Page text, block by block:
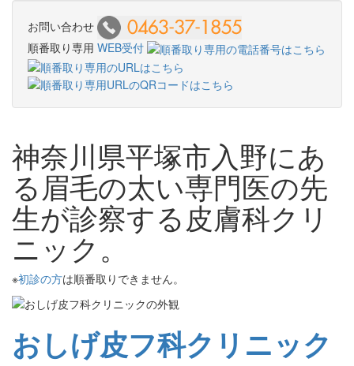
お問い合わせ
順番取り専用 WEB受付
神奈川県平塚市入野にあ
る眉毛の太い専門医の先
生が診察する皮膚科クリ
ニック。
※初診の方は順番取りできません。
おしげ皮フ科クリニック